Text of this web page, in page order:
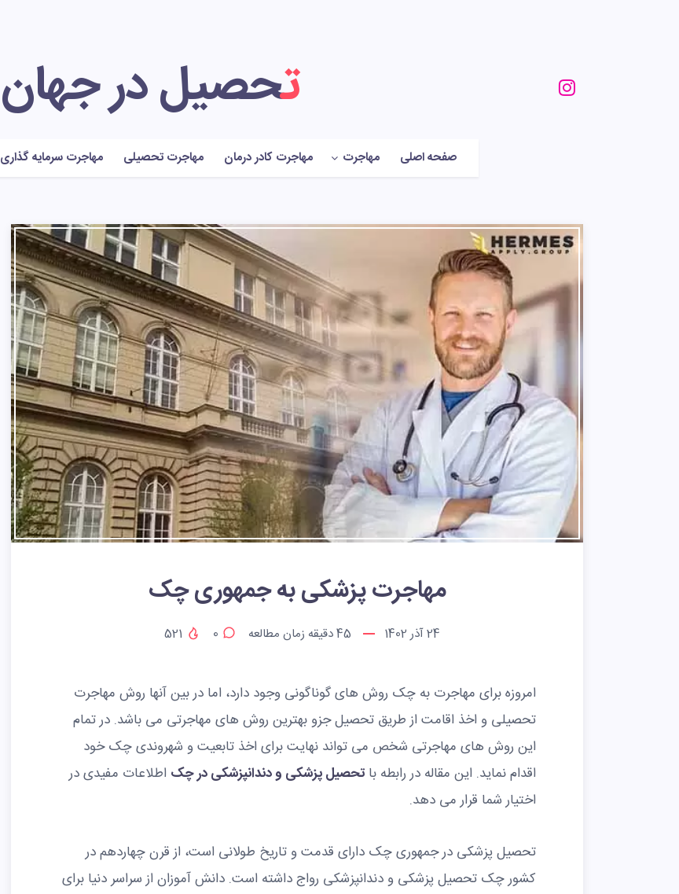
تحصیل در جهان
صفحه اصلی مهاجرت مهاجرت کادر درمان مهاجرت تحصیلی مهاجرت سرمایه گذاری
مهاجرت پزشکی به جمهوری چک
24 آذر 1402 45دقیقه زمان مطالعه 0
امروزه برای مهاجرت به چک روش های گوناگونی وجود دارد، اما در بین آنها روش مهاجرت
تحصیلی و اخذ اقامت از طریق تحصیل جزو بهترین روش های مهاجرتی می باشد. در تمام
این روش های مهاجرتی شخص می تواند نهایت برای اخذ تابعیت و شهروندی چک خود
اقدام نماید. این مقاله در رابطه با تحصیل پزشکی و دندانپزشکی در چک اطلاعات مفیدی در
اختیار شما قرار می دهد.
تحصیل پزشکی در جمهوری چک دارای قدمت و تاریخ طولانی است، از قرن چهاردهم در
کشور چک تحصیل پزشکی و دندانپزشکی رواج داشته است. دانش آموزان از سراسر دنیا برای